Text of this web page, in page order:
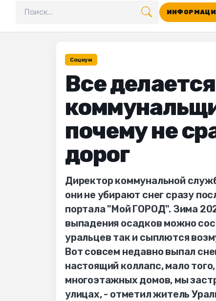
Поиск по сайту
Социум
Все
почему не
дорог
Директор коммунальной
они не убирают снег сразу
портала "Мой ГОРОД". Зима
выпадения осадков можно
уральцев так и сыплются
Вот совсем недавно выпал
настоящий коллапс, мало
многоэтажных домов, мы
улицах, - отметил житель